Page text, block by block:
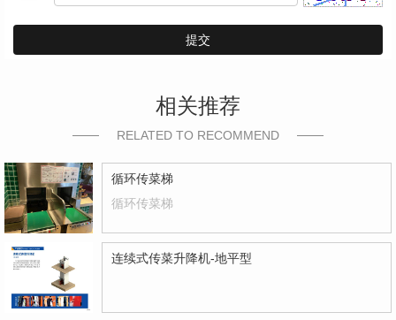
提交
相关推荐
RELATED TO RECOMMEND
循环传菜梯
循环传菜梯
连续式传菜升降机-地平型